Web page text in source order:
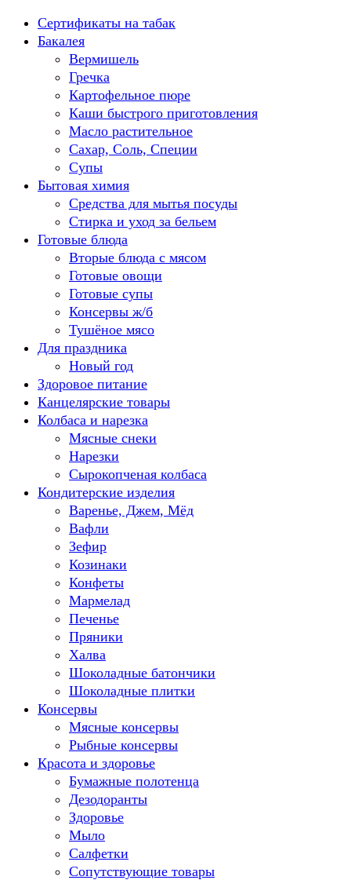
Перейти
содержанию
Сертификаты на табак
Бакалея
Вермишель
Гречка
Картофельное пюре
Каши быстрого приготовления
Масло растительное
Сахар, Соль, Специи
Супы
Бытовая химия
Средства для мытья посуды
Стирка и уход за бельем
Готовые блюда
Вторые блюда с мясом
Готовые овощи
Готовые супы
Консервы ж/б
Тушёное мясо
Для праздника
Новый год
Здоровое питание
Канцелярские товары
Колбаса и нарезка
Мясные снеки
Нарезки
Сырокопченая колбаса
Кондитерские изделия
Варенье, Джем, Мёд
Вафли
Зефир
Козинаки
Конфеты
Мармелад
Печенье
Пряники
Халва
Шоколадные батончики
Шоколадные плитки
Консервы
Мясные консервы
Рыбные консервы
Красота и здоровье
Бумажные полотенца
Дезодоранты
Здоровье
Мыло
Салфетки
Сопутствующие товары